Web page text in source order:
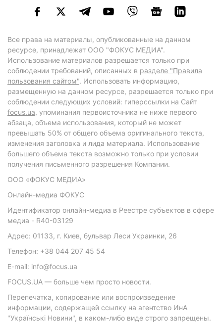
Все права на материалы, опубликованные на данном
ресурсе, принадлежат ООО "ФОКУС МЕДИА".
Использование материалов разрешается только при
соблюдении требований, описанных в разделе "Правила
пользования сайтом". Использовать информацию,
размещенную на данном ресурсе, разрешается только при
соблюдении следующих условий: гиперссылки на Сайт
focus.ua, упоминания первоисточника не ниже первого
абзаца, объема использования, который не может
превышать 50% от общего объема оригинального текста,
изменения заголовка и лида материала. Использование
большего объема текста возможно только при условии
получения письменного разрешения Компании.
ООО «ФОКУС МЕДИА»
Онлайн-медиа ФОКУС
Идентификатор онлайн-медиа в Реестре субъектов в сфере
медиа - R40-03129
Адрес: 01133, г. Киев, бульвар Леси Украинки, 26
Телефон: +38 044 207 45 54
E-mail: info@focus.ua
FOCUS.UA — больше чем просто новости.
Перепечатка, копирование или воспроизведение
информации, содержащей ссылку на агентство ИнА
"Українські Новини", в каком-либо виде строго запрещены.